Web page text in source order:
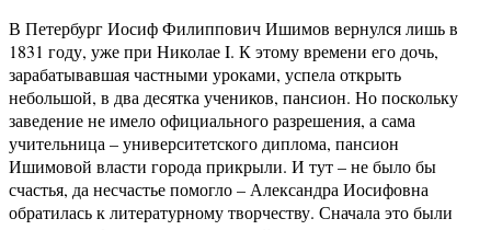
В Петербург Иосиф Филиппович Ишимов вернулся лишь в
1831 году, уже при НиколаеI. К этому времени его дочь,
зарабатывавшая частными уроками, успела открыть
небольшой, в два десятка учеников, пансион. Но поскольку
заведение не имело официального разрешения, а сама
учительница – университетского диплома, пансион
Ишимовой власти города прикрыли. И тут – не было бы
счастья, да несчастье помогло – Александра Иосифовна
обратилась к литературному творчеству. Сначала это были